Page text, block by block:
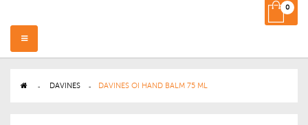
0
Navigazione
Toggle
> DAVINES > DAVINES OI HAND BALM 75 ML